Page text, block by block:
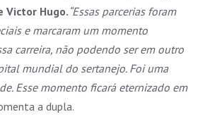
Victor Hugo. “Essas parcerias foram
e marcaram um momento
carreira, não podendo ser em outro
mundial do sertanejo. Foi uma
Esse momento ficará eternizado em
a dupla.